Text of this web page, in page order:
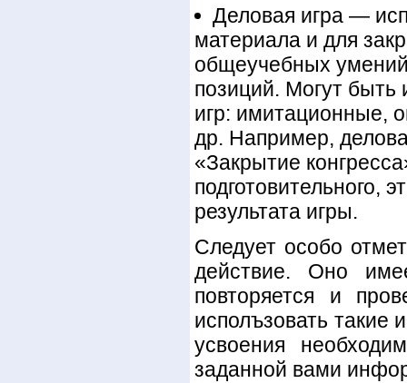
Деловая игра —
материала и для
общеучебных
позиций. Могут
игр: имитационные,
др. Например,
«Закрытие
подготовительного,
результата игры.
Следует особо
действие. Оно
повторяется и
исполъзовать такие
усвоения
заданной вами